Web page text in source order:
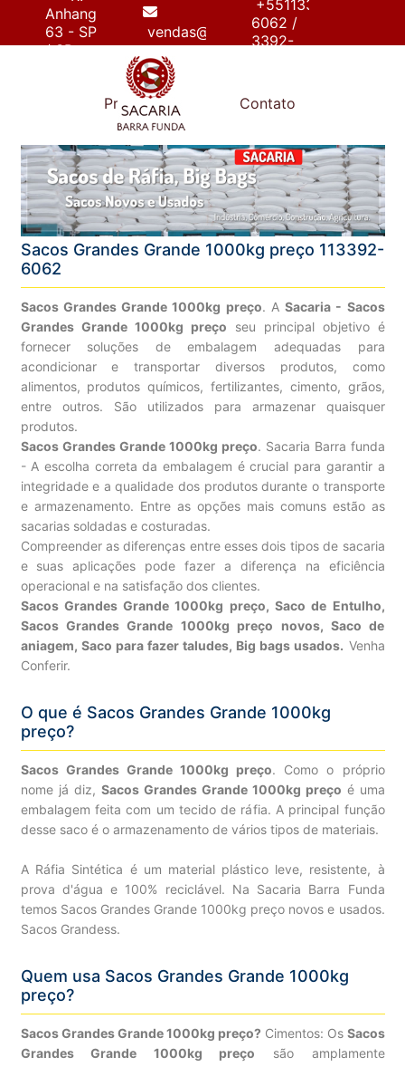
Anhanguera,
63 - SP
/ SP
vendas@sacariabarrafunda.com.br
+55113392-
6062 /
3392-
Produtos Contato
Sacos Grandes Grande 1000kg preço 113392-
6062
Sacos Grandes Grande 1000kg preço. A Sacaria - Sacos
Grandes Grande 1000kg preço seu principal objetivo é
fornecer soluções de embalagem adequadas para
acondicionar e transportar diversos produtos, como
alimentos, produtos químicos, fertilizantes, cimento, grãos,
entre outros. São utilizados para armazenar quaisquer
produtos.
Sacos Grandes Grande 1000kg preço. Sacaria Barra funda
- A escolha correta da embalagem é crucial para garantir a
integridade e a qualidade dos produtos durante o transporte
e armazenamento. Entre as opções mais comuns estão as
sacarias soldadas e costuradas.
Compreender as diferenças entre esses dois tipos de sacaria
e suas aplicações pode fazer a diferença na eficiência
operacional e na satisfação dos clientes.
Sacos Grandes Grande 1000kg preço, Saco de Entulho,
Sacos Grandes Grande 1000kg preço novos, Saco de
aniagem, Saco para fazer taludes, Big bags usados. Venha
Conferir.
O que é Sacos Grandes Grande 1000kg
preço?
Sacos Grandes Grande 1000kg preço. Como o próprio
nome já diz, Sacos Grandes Grande 1000kg preço é uma
embalagem feita com um tecido de ráfia. A principal função
desse saco é o armazenamento de vários tipos de materiais.
A Ráfia Sintética é um material plástico leve, resistente, à
prova d'água e 100% reciclável. Na Sacaria Barra Funda
temos Sacos Grandes Grande 1000kg preço novos e usados.
Sacos Grandess.
Quem usa Sacos Grandes Grande 1000kg
preço?
Sacos Grandes Grande 1000kg preço? Cimentos: Os Sacos
Grandes Grande 1000kg preço são amplamente